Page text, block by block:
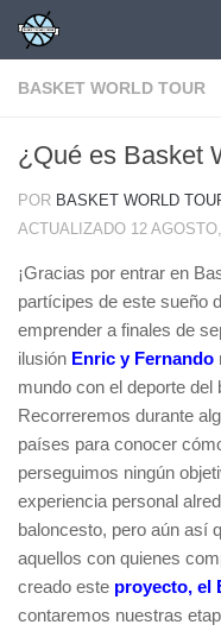
Saltar al contenido
BASKET WORLD TOUR
¿Qué es Basket
POR BASKET WORLD
ACTUALIZADO 12
¡Gracias por entrar en
partícipes de este sueño
emprender a finales de
ilusión Enric y Fernando
mundo con el deporte
Recorreremos durante
países para conocer
perseguimos ningún
experiencia personal
baloncesto, pero aún así
aquellos con quienes
creado este proyecto, el
contaremos nuestras